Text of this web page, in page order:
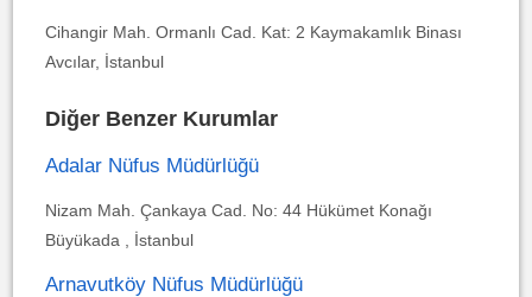
Cihangir Mah. Ormanlı Cad. Kat: 2 Kaymakamlık Binası
Avcılar, İstanbul
Diğer Benzer Kurumlar
Adalar Nüfus Müdürlüğü
Nizam Mah. Çankaya Cad. No: 44 Hükümet Konağı
Büyükada , İstanbul
Arnavutköy Nüfus Müdürlüğü